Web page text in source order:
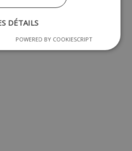
en fonction de votre
DÉTAILS
POWERED BY COOKIESCRIPT